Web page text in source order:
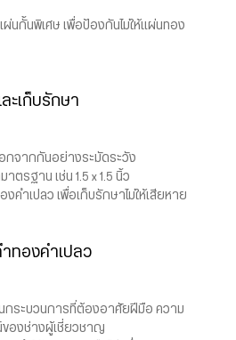
ผ่นกั้นพิเศษ เพื่อป้องกันไม่ให้แผ่นทอง
ะเก็บรักษา
จากกันอย่างระมัดระวัง
ตรฐาน เช่น 1.5 x 1.5 นิ้ว
คำเปลว เพื่อเก็บรักษาไม่ให้เสียหาย
ทองคำเปลว
กระบวนการที่ต้องอาศัยฝีมือ ความ
องช่างผู้เชี่ยวชาญ